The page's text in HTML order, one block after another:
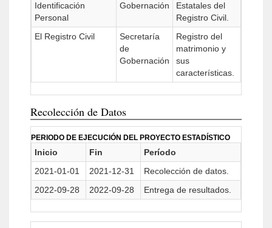
Identificación
Personal
Gobernación
Estatales del
Registro Civil.
El Registro Civil
Secretaría
de
Gobernación
Registro del
matrimonio y
sus
características.
Recolección de Datos
PERIODO DE EJECUCIÓN DEL PROYECTO ESTADÍSTICO
Inicio Fin
Período
2021-01-01
2021-12-31
Recolección de datos.
2022-09-28
2022-09-28 Entrega de resultados.